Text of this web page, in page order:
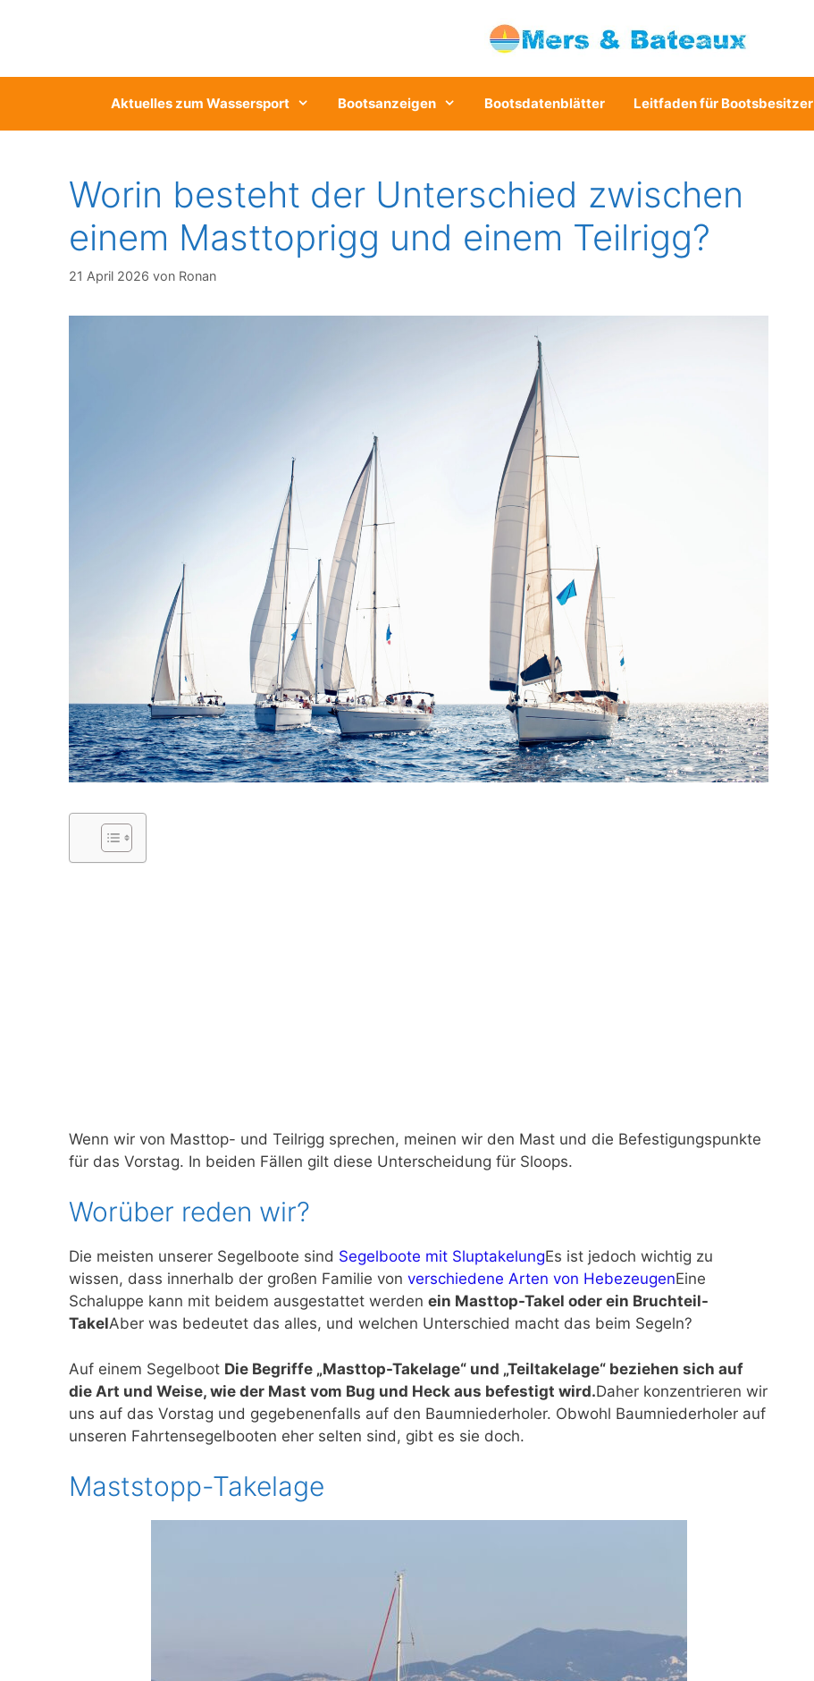
Aktuelles zum Wassersport Bootsanzeigen Bootsdatenblätter Leitfaden für Bootsbesitzer
Worin besteht der Unterschied zwischen
einem Masttoprigg und einem Teilrigg?
21 April 2026 von Ronan
Wenn wir von Masttop- und Teilrigg sprechen, meinen wir den Mast und die Befestigungspunkte
für das Vorstag. In beiden Fällen gilt diese Unterscheidung für Sloops.
Worüber reden wir?
Die meisten unserer Segelboote sind Segelboote mit SluptakelungEs ist jedoch wichtig zu
wissen, dass innerhalb der großen Familie von verschiedene Arten von HebezeugenEine
Schaluppe kann mit beidem ausgestattet werden ein Masttop-Takel oder ein Bruchteil-
TakelAber was bedeutet das alles, und welchen Unterschied macht das beim Segeln?
Auf einem Segelboot Die Begriffe „Masttop-Takelage“ und „Teiltakelage“ beziehen sich auf
die Art und Weise, wie der Mast vom Bug und Heck aus befestigt wird.Daher konzentrieren wir
uns auf das Vorstag und gegebenenfalls auf den Baumniederholer. Obwohl Baumniederholer auf
unseren Fahrtensegelbooten eher selten sind, gibt es sie doch.
Maststopp-Takelage